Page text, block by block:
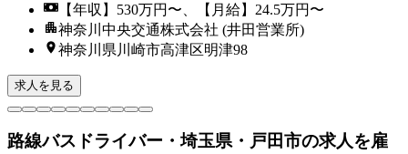
【年収】530万円〜、【月給】24.5万円〜
神奈川中央交通株式会社 (井田営業所)
神奈川県川崎市高津区明津98
求人を見る
路線バスドライバー・埼玉県・戸田市の求人を雇